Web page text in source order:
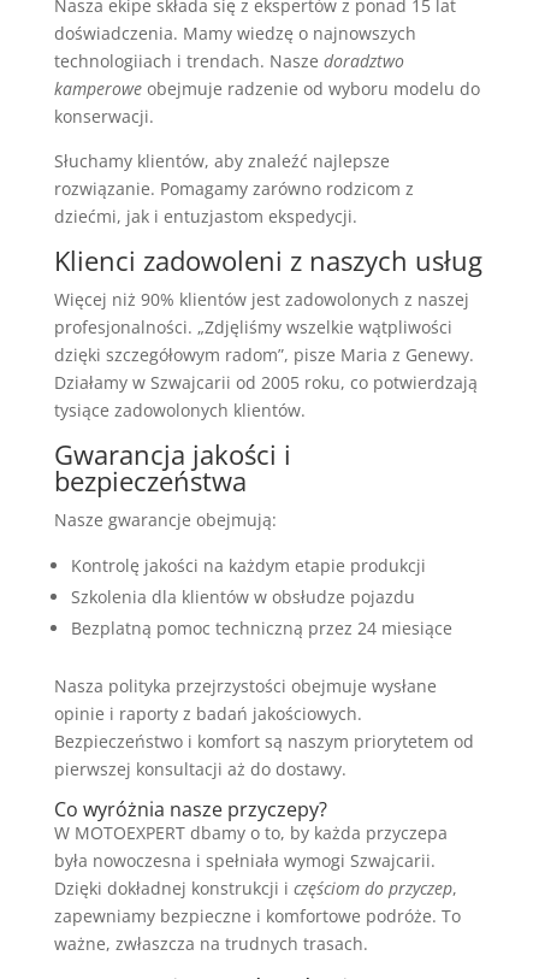
Nasza ekipe składa się z ekspertów z ponad 15 lat
doświadczenia. Mamy wiedzę o najnowszych
technologiiach i trendach. Nasze doradztwo
kamperoweobejmuje radzenie od wyboru modelu do
konserwacji.
Słuchamy klientów, aby znaleźć najlepsze
rozwiązanie. Pomagamy zarówno rodzicom z
dziećmi, jak i entuzjastom ekspedycji.
Klienci zadowoleni z naszych usług
Więcej niż 90% klientów jest zadowolonych z naszej
profesjonalności. „Zdjęliśmy wszelkie wątpliwości
dzięki szczegółowym radom”, pisze Maria z Genewy.
Działamy w Szwajcarii od 2005 roku, co potwierdzają
tysiące zadowolonych klientów.
Gwarancja jakości i
bezpieczeństwa
Nasze gwarancje obejmują:
Kontrolę jakości na każdym etapie produkcji
Szkolenia dla klientów w obsłudze pojazdu
Bezplatną pomoc techniczną przez 24 miesiące
Nasza polityka przejrzystości obejmuje wysłane
opinie i raporty z badań jakościowych.
Bezpieczeństwo i komfort są naszym priorytetem od
pierwszej konsultacji aż do dostawy.
Co wyróżnia nasze przyczepy?
W MOTOEXPERT dbamy o to, by każda przyczepa
była nowoczesna i spełniała wymogi Szwajcarii.
Dzięki dokładnej konstrukcji i częściom do przyczep,
zapewniamy bezpieczne i komfortowe podróże. To
ważne, zwłaszcza na trudnych trasach.